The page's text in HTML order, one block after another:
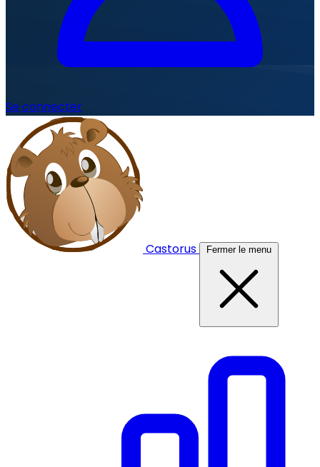
Se connecter
Castorus Fermer le menu